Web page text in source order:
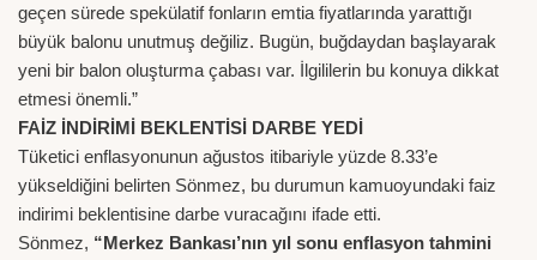
geçen sürede spekülatif fonların emtia fiyatlarında yarattığı
büyük balonu unutmuş değiliz. Bugün, buğdaydan başlayarak
yeni bir balon oluşturma çabası var. İlgililerin bu konuya dikkat
etmesi önemli.”
FAİZ İNDİRİMİ BEKLENTİSİ DARBE YEDİ
Tüketici enflasyonunun ağustos itibariyle yüzde 8.33’e
yükseldiğini belirten Sönmez, bu durumun kamuoyundaki faiz
indirimi beklentisine darbe vuracağını ifade etti.
Sönmez, “Merkez Bankası’nın yıl sonu enflasyon tahmini